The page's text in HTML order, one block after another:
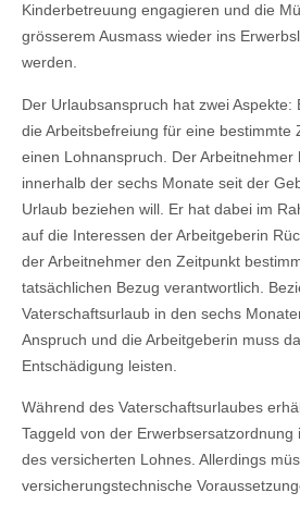
Kinderbetreuung engagieren und die
grösserem Ausmass wieder ins
werden.
Der Urlaubsanspruch hat zwei Aspekte:
die Arbeitsbefreiung für eine bestimmte
einen Lohnanspruch. Der Arbeitnehmer
innerhalb der sechs Monate seit der
Urlaub beziehen will. Er hat dabei im
auf die Interessen der Arbeitgeberin
der Arbeitnehmer den Zeitpunkt
tatsächlichen Bezug verantwortlich.
Vaterschaftsurlaub in den sechs
Anspruch und die Arbeitgeberin muss
Entschädigung leisten.
Während des Vaterschaftsurlaubes
Taggeld von der Erwerbsersatzordnung
des versicherten Lohnes. Allerdings
versicherungstechnische